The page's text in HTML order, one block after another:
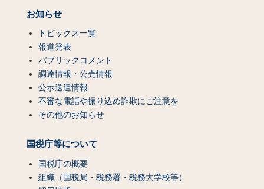
お知らせ
トピックス一覧
報道発表
パブリックコメント
調達情報・公売情報
公示送達情報
不審な電話や振り込め詐欺にご注意を
その他のお知らせ
国税庁等について
国税庁の概要
組織（国税局・税務署・税務大学校等）